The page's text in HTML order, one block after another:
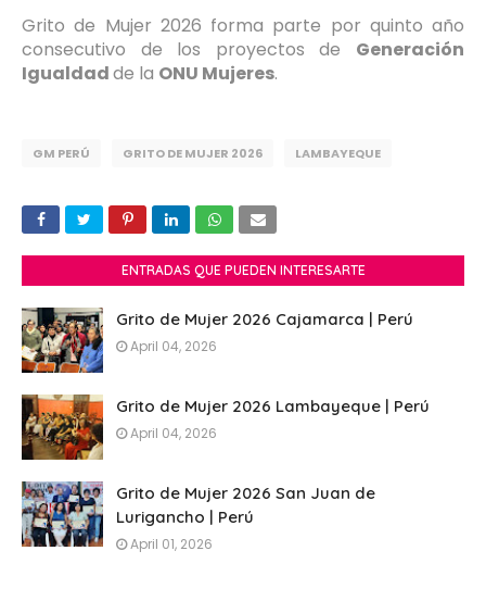
Grito de Mujer 2026 forma parte por quinto año
consecutivo de los proyectos de Generación
Igualdadde la ONU Mujeres.
GM PERÚ GRITO DE MUJER 2026 LAMBAYEQUE
ENTRADAS QUE PUEDEN INTERESARTE
Grito de Mujer 2026 Cajamarca | Perú
April 04, 2026
Grito de Mujer 2026 Lambayeque | Perú
April 04, 2026
Grito de Mujer 2026 San Juan de
Lurigancho | Perú
April 01, 2026